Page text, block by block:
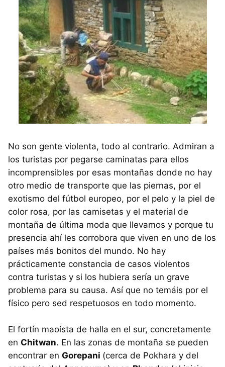
No son gente violenta, todo al contrario. Admiran a
los turistas por pegarse caminatas para ellos
incomprensibles por esas montañas donde no hay
otro medio de transporte que las piernas, por el
exotismo del fútbol europeo, por el pelo y la piel de
color rosa, por las camisetas y el material de
montaña de última moda que llevamos y porque tu
presencia ahí les corrobora que viven en uno de los
países más bonitos del mundo. No hay
prácticamente constancia de casos violentos
contra turistas y si los hubiera sería un grave
problema para su causa. Así que no temáis por el
físico pero sed respetuosos en todo momento.
El fortín maoísta de halla en el sur, concretamente
en Chitwan. En las zonas de montaña se pueden
encontrar en Gorepani (cerca de Pokhara y del